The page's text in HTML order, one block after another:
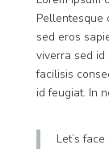
Pellentesque
sed eros
viverra sed id
facilisis
id feugiat. In
Let’s